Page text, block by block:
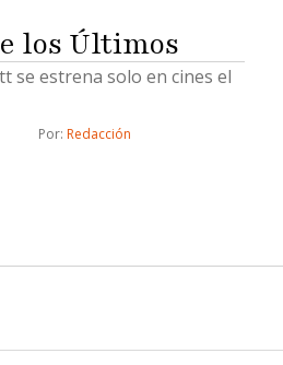
los Últimos
se estrena solo en cines el
Por: Redacción